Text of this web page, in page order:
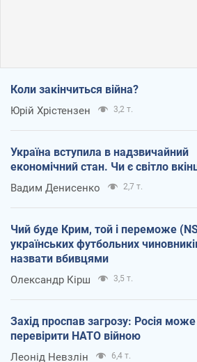
Коли закінчиться війна?
Юрій Хрістензен 3,2 т.
Україна вступила в надзвичайний
економічний стан. Чи є світло
Вадим Денисенко 2,7 т.
Чий буде Крим, той і переможе
українських футбольних
назвати вбивцями
Олександр Кірш 3,5 т.
Захід проспав загрозу: Росія може
перевірити НАТО війною
Леонід Невзлін 6,4 т.